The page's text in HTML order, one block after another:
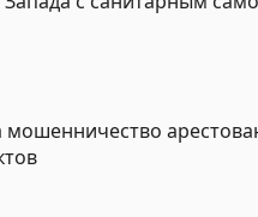
мошенничество